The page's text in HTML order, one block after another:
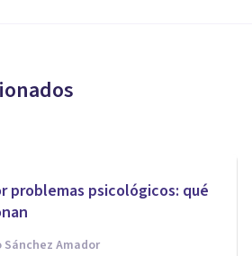
problemas psicológicos: qué
Amador